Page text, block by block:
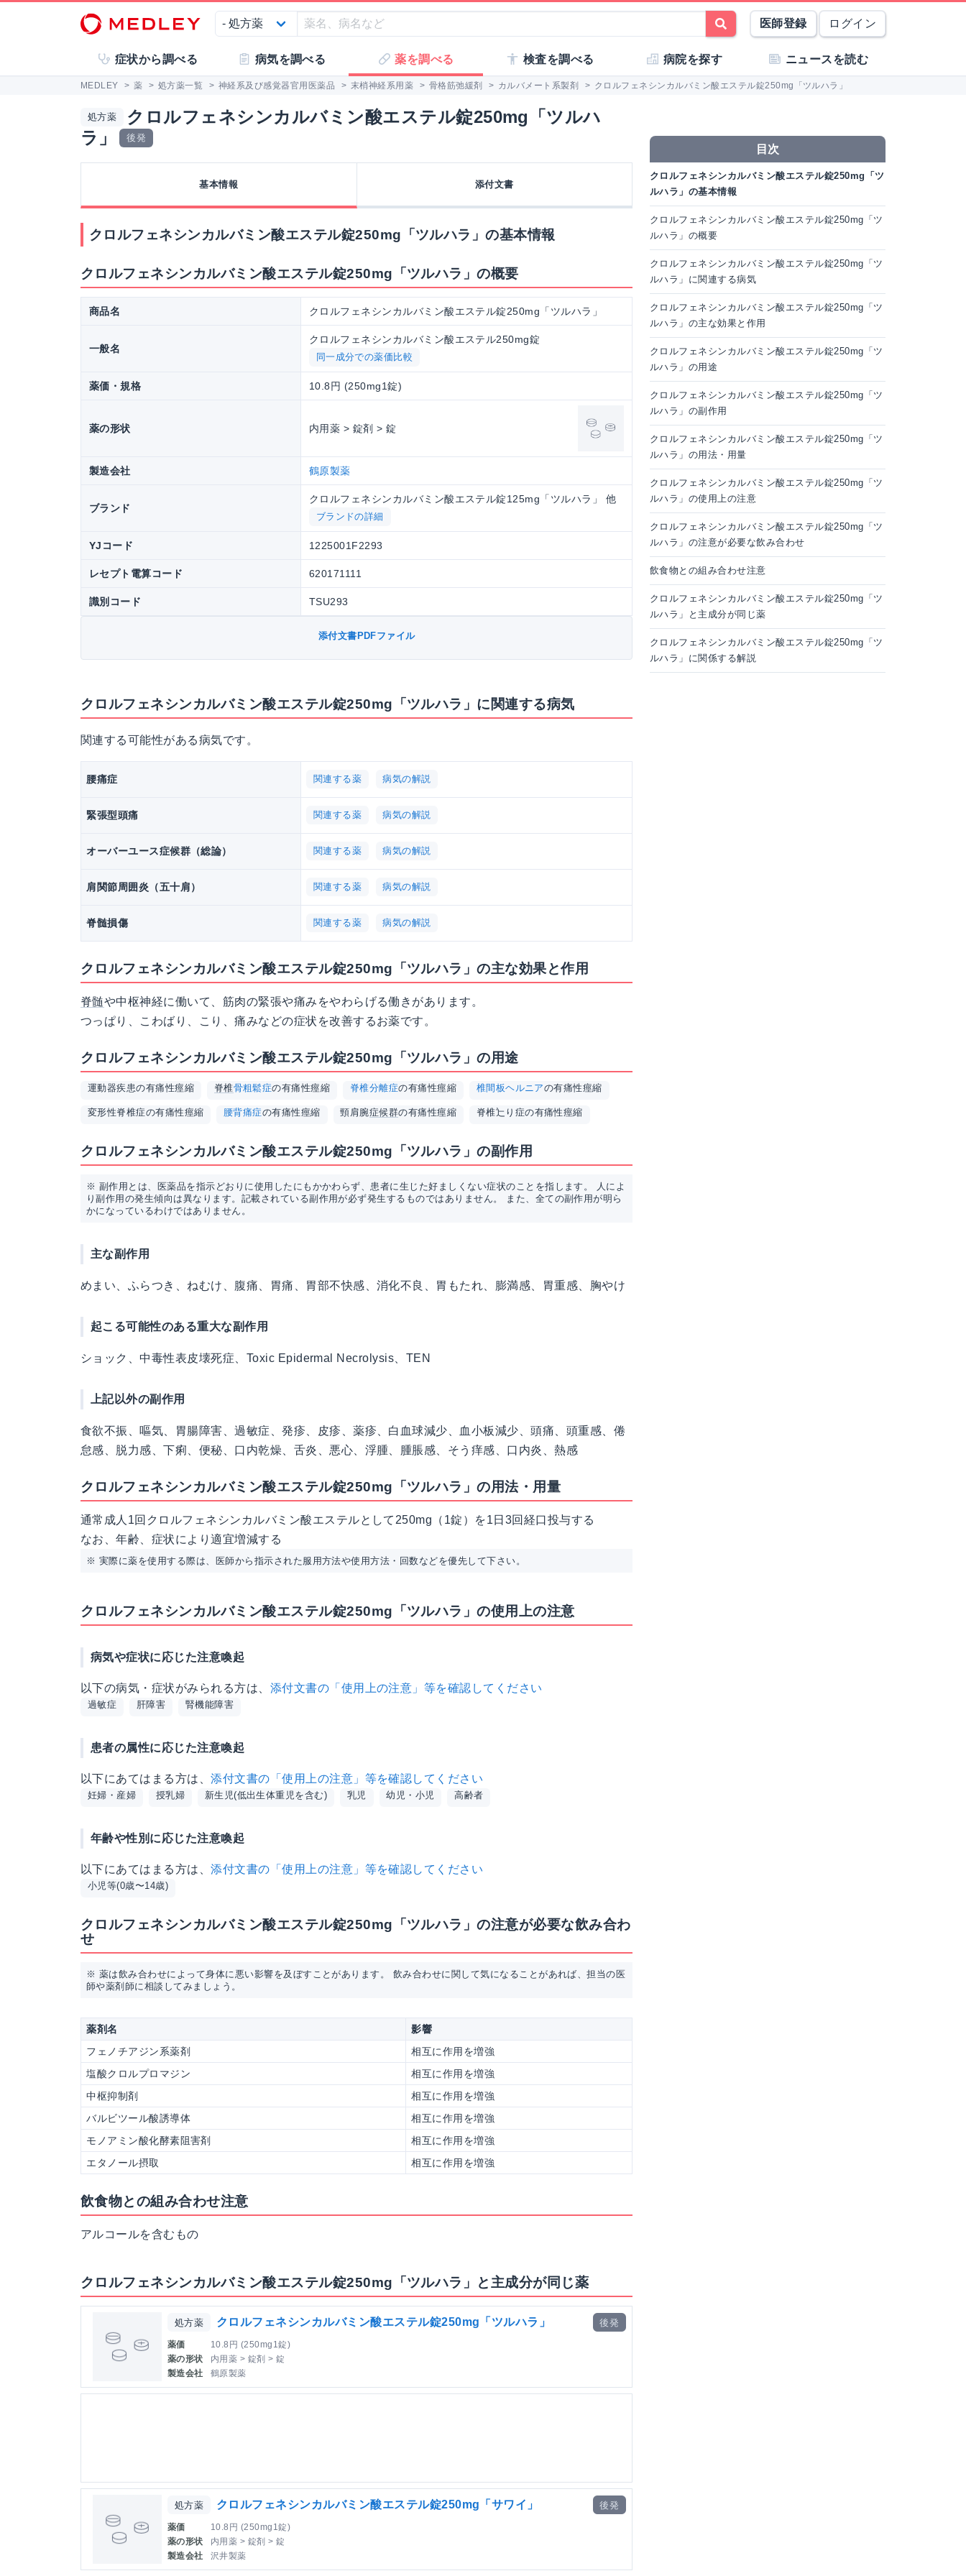
医師登録 ログイン
症状から調べる 病気を調べる 薬を調べる 検査を調べる 病院を探す ニュースを読む
MEDLEY > 薬 > 処方薬一覧 > 神経系及び感覚器官用医薬品 > 末梢神経系用薬 > 骨格筋弛緩剤 > カルバメート系製剤 > クロルフェネシンカルバミン酸エステル錠250mg「ツルハラ」
処方薬
クロルフェネシンカルバミン酸エステル錠250mg「ツルハ
ラ」
後発
基本情報 添付文書
クロルフェネシンカルバミン酸エステル錠250mg「ツルハラ」の基本情報
クロルフェネシンカルバミン酸エステル錠250mg「ツルハラ」の概要
商品名 クロルフェネシンカルバミン酸エステル錠250mg「ツルハラ」
一般名
クロルフェネシンカルバミン酸エステル250mg錠
同一成分での薬価比較
薬価・規格 10.8円 (250mg1錠)
薬の形状 内用薬 > 錠剤 > 錠
製造会社 鶴原製薬
ブランド
クロルフェネシンカルバミン酸エステル錠125mg「ツルハラ」 他
ブランドの詳細
YJコード 1225001F2293
レセプト電算コード 620171111
識別コード TSU293
添付文書PDFファイル
クロルフェネシンカルバミン酸エステル錠250mg「ツルハラ」に関連する病気
関連する可能性がある病気です。
腰痛症 関連する薬 病気の解説
緊張型頭痛 関連する薬 病気の解説
オーバーユース症候群（総論） 関連する薬 病気の解説
肩関節周囲炎（五十肩） 関連する薬 病気の解説
脊髄損傷 関連する薬 病気の解説
クロルフェネシンカルバミン酸エステル錠250mg「ツルハラ」の主な効果と作用
脊髄や中枢神経に働いて、筋肉の緊張や痛みをやわらげる働きがあります。
つっぱり、こわばり、こり、痛みなどの症状を改善するお薬です。
クロルフェネシンカルバミン酸エステル錠250mg「ツルハラ」の用途
運動器疾患の有痛性痙縮 脊椎骨粗鬆症の有痛性痙縮 脊椎分離症の有痛性痙縮 椎間板ヘルニアの有痛性痙縮
変形性脊椎症の有痛性痙縮 腰背痛症の有痛性痙縮 頸肩腕症候群の有痛性痙縮 脊椎辷り症の有痛性痙縮
クロルフェネシンカルバミン酸エステル錠250mg「ツルハラ」の副作用
※ 副作用とは、医薬品を指示どおりに使用したにもかかわらず、患者に生じた好ましくない症状のことを指します。 人によ
り副作用の発生傾向は異なります。記載されている副作用が必ず発生するものではありません。 また、全ての副作用が明ら
かになっているわけではありません。
主な副作用
めまい、ふらつき、ねむけ、腹痛、胃痛、胃部不快感、消化不良、胃もたれ、膨満感、胃重感、胸やけ
起こる可能性のある重大な副作用
ショック、中毒性表皮壊死症、Toxic Epidermal Necrolysis、TEN
上記以外の副作用
食欲不振、嘔気、胃腸障害、過敏症、発疹、皮疹、薬疹、白血球減少、血小板減少、頭痛、頭重感、倦
怠感、脱力感、下痢、便秘、口内乾燥、舌炎、悪心、浮腫、腫脹感、そう痒感、口内炎、熱感
クロルフェネシンカルバミン酸エステル錠250mg「ツルハラ」の用法・用量
通常成人1回クロルフェネシンカルバミン酸エステルとして250mg（1錠）を1日3回経口投与する
なお、年齢、症状により適宜増減する
※ 実際に薬を使用する際は、医師から指示された服用方法や使用方法・回数などを優先して下さい。
クロルフェネシンカルバミン酸エステル錠250mg「ツルハラ」の使用上の注意
病気や症状に応じた注意喚起
以下の病気・症状がみられる方は、 添付文書の「使用上の注意」等を確認してください
過敏症 肝障害 腎機能障害
患者の属性に応じた注意喚起
以下にあてはまる方は、添付文書の「使用上の注意」等を確認してください
妊婦・産婦 授乳婦 新生児(低出生体重児を含む) 乳児 幼児・小児 高齢者
年齢や性別に応じた注意喚起
以下にあてはまる方は、添付文書の「使用上の注意」等を確認してください
小児等(0歳〜14歳)
クロルフェネシンカルバミン酸エステル錠250mg「ツルハラ」の注意が必要な飲み合わ
せ
※ 薬は飲み合わせによって身体に悪い影響を及ぼすことがあります。 飲み合わせに関して気になることがあれば、担当の医
師や薬剤師に相談してみましょう。
薬剤名
影響
フェノチアジン系薬剤
相互に作用を増強
塩酸クロルプロマジン
相互に作用を増強
中枢抑制剤
相互に作用を増強
バルビツール酸誘導体
相互に作用を増強
モノアミン酸化酵素阻害剤
相互に作用を増強
エタノール摂取
相互に作用を増強
飲食物との組み合わせ注意
アルコールを含むもの
クロルフェネシンカルバミン酸エステル錠250mg「ツルハラ」と主成分が同じ薬
処方薬 クロルフェネシンカルバミン酸エステル錠250mg「ツルハラ」
薬価
10.8円 (250mg1錠)
薬の形状
内用薬 > 錠剤 > 錠
製造会社
鶴原製薬
後発
処方薬 クロルフェネシンカルバミン酸エステル錠250mg「サワイ」
薬価
10.8円 (250mg1錠)
薬の形状
内用薬 > 錠剤 > 錠
製造会社
沢井製薬
後発
目次
クロルフェネシンカルバミン酸エステル錠250mg「ツ
ルハラ」の基本情報
クロルフェネシンカルバミン酸エステル錠250mg「ツ
ルハラ」の概要
クロルフェネシンカルバミン酸エステル錠250mg「ツ
ルハラ」に関連する病気
クロルフェネシンカルバミン酸エステル錠250mg「ツ
ルハラ」の主な効果と作用
クロルフェネシンカルバミン酸エステル錠250mg「ツ
ルハラ」の用途
クロルフェネシンカルバミン酸エステル錠250mg「ツ
ルハラ」の副作用
クロルフェネシンカルバミン酸エステル錠250mg「ツ
ルハラ」の用法・用量
クロルフェネシンカルバミン酸エステル錠250mg「ツ
ルハラ」の使用上の注意
クロルフェネシンカルバミン酸エステル錠250mg「ツ
ルハラ」の注意が必要な飲み合わせ
飲食物との組み合わせ注意
クロルフェネシンカルバミン酸エステル錠250mg「ツ
ルハラ」と主成分が同じ薬
クロルフェネシンカルバミン酸エステル錠250mg「ツ
ルハラ」に関係する解説